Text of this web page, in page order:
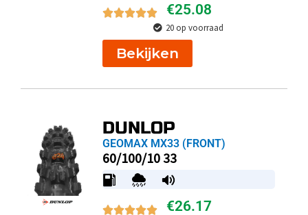
€25.08
20 op voorraad
Bekijken
DUNLOP
GEOMAX MX33 (FRONT)
60/100/10 33
€26.17